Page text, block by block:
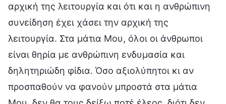
αρχική της λειτουργία και ότι και η ανθρώπινη
συνείδηση έχει χάσει την αρχική της
λειτουργία. Στα μάτια Μου, όλοι οι άνθρωποι
είναι θηρία με ανθρώπινη ενδυμασία και
δηλητηριώδη φίδια. Όσο αξιολύπητοι κι αν
προσπαθούν να φανούν μπροστά στα μάτια